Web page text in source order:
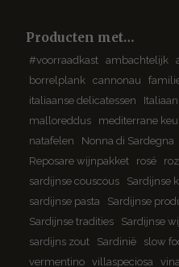
Producten met…
#voorraadkast ambachtelijk
borrelplank
cannonau
italiaanse delicatessen
malloreddus
mediterrane
natafelen
Nonna di Sardegna
Reposare wijnpakket
rosé
sardijnse couscous
Sardijnse
sardijnse pasta
Sardijnse
Sardijnse tradities
Sardijnse
sardijns zout
Sardinië slow
vermentino
villaspeciosa